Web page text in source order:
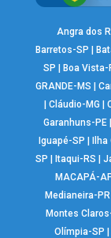
Angra dos
Barretos-SP |
SP |Boa Vista-
GRANDE-MS |
| Cláudio-MG |
Garanhuns-PE
Iguapé-SP |Ilha
SP |Itaqui-RS |
MACAPÁ-
Medianeira-PR
Montes
Olímpia-SP